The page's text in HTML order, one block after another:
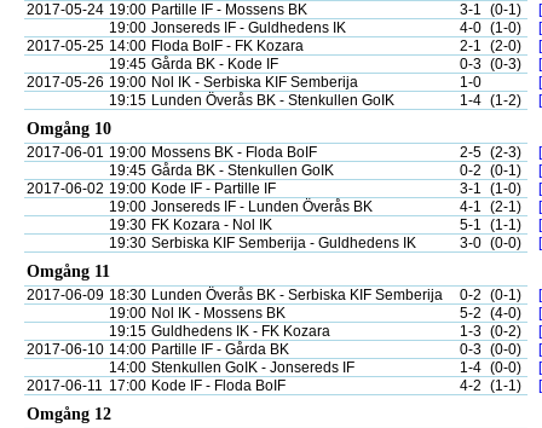
2017-05-24 19:00 Partille IF - Mossens BK 3-1 (0-1)
19:00 Jonsereds IF - Guldhedens IK 4-0 (1-0)
2017-05-25 14:00 Floda BoIF - FK Kozara 2-1 (2-0)
19:45 Gårda BK - Kode IF 0-3 (0-3)
2017-05-26 19:00 Nol IK - Serbiska KIF Semberija 1-0
19:15 Lunden Överås BK - Stenkullen GoIK 1-4 (1-2)
Omgång 10
2017-06-01 19:00 Mossens BK - Floda BoIF 2-5 (2-3)
19:45 Gårda BK - Stenkullen GoIK 0-2 (0-1)
2017-06-02 19:00 Kode IF - Partille IF 3-1 (1-0)
19:00 Jonsereds IF - Lunden Överås BK 4-1 (2-1)
19:30 FK Kozara - Nol IK 5-1 (1-1)
19:30 Serbiska KIF Semberija - Guldhedens IK 3-0 (0-0)
Omgång 11
2017-06-09 18:30 Lunden Överås BK - Serbiska KIF Semberija 0-2 (0-1)
19:00 Nol IK - Mossens BK 5-2 (4-0)
19:15 Guldhedens IK - FK Kozara 1-3 (0-2)
2017-06-10 14:00 Partille IF - Gårda BK 0-3 (0-0)
14:00 Stenkullen GoIK - Jonsereds IF 1-4 (0-0)
2017-06-11 17:00 Kode IF - Floda BoIF 4-2 (1-1)
Omgång 12